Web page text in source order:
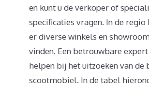
en kunt u de verkoper of
specificaties vragen. In de regio
er diverse winkels en
vinden. Een betrouwbare expert
helpen bij het uitzoeken van de
scootmobiel. In de tabel